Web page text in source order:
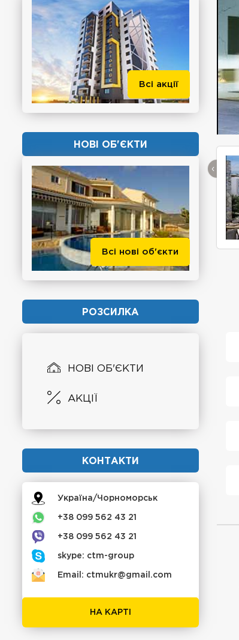
Всі акції
НОВІ ОБ'ЄКТИ
Всі нові об'єкти
РОЗСИЛКА
НОВІ ОБ'ЄКТИ
АКЦІЇ
КОНТАКТИ
Україна/Чорноморськ
+38 099 562 43 21
+38 099 562 43 21
skype: ctm-group
Email: ctmukr@gmail.com
НА КАРТІ
‹